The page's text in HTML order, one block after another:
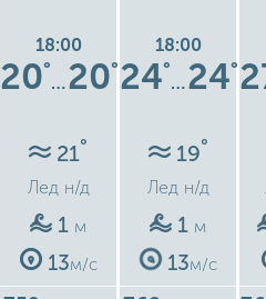
18:00
20°
…20°
21°
Лед н/д
1 м
13м/с
18:00
24°
…24°
19°
Лед н/д
1 м
13м/с